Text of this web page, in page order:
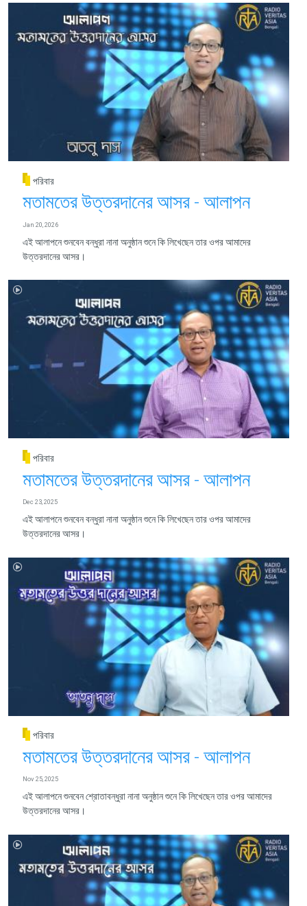
পরিবার
মতামতের উত্তরদানের আসর - আলাপন
Jan 20, 2026
এই আলাপনে শুনবেন বন্ধুরা নানা অনুষ্ঠান শুনে কি লিখেছেন তার ওপর আমাদের
উত্তরদানের আসর।
পরিবার
মতামতের উত্তরদানের আসর - আলাপন
Dec 23, 2025
এই আলাপনে শুনবেন বন্ধুরা নানা অনুষ্ঠান শুনে কি লিখেছেন তার ওপর আমাদের
উত্তরদানের আসর।
পরিবার
মতামতের উত্তরদানের আসর - আলাপন
Nov 25, 2025
এই আলাপনে শুনবেন শ্রোতাবন্ধুরা নানা অনুষ্ঠান শুনে কি লিখেছেন তার ওপর আমাদের
উত্তরদানের আসর।